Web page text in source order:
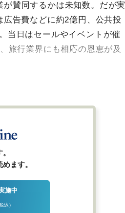
賛同するかは未知数。だが実
告費などに約2億円、公共投
当日はセールやイベントが催
旅行業界にも相応の恩恵が及
ます。
施中
込）